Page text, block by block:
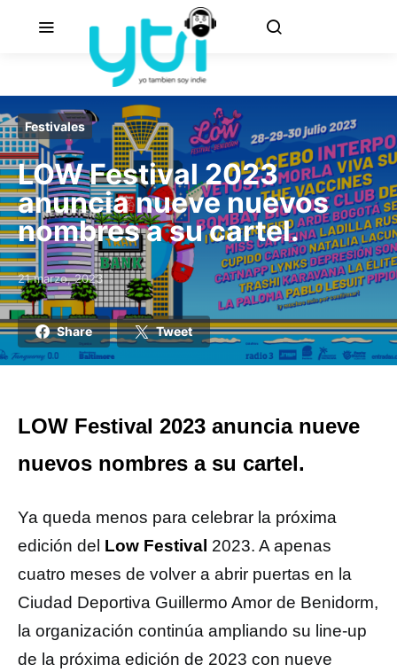
Festivales
LOW Festival 2023
anuncia nueve nuevos
nombres a su cartel.
Posted on
21 marzo, 2023
Share Tweet
LOW Festival 2023 anuncia nueve
nuevos nombres a su cartel.
Ya queda menos para celebrar la próxima
edición del Low Festival 2023. A apenas
cuatro meses de volver a abrir puertas en la
Ciudad Deportiva Guillermo Amor de Benidorm,
la organización continúa ampliando su line-up
de la próxima edición de 2023 con nueve